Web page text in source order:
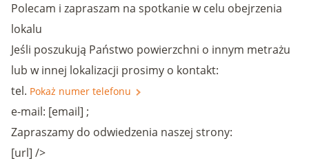
Polecam i zapraszam na spotkanie w celu obejrzenia
lokalu
Jeśli poszukują Państwo powierzchni o innym metrażu
lub w innej lokalizacji prosimy o kontakt:
tel. Pokaż numer telefonu
e-mail: [email] ;
Zapraszamy do odwiedzenia naszej strony:
[url] />